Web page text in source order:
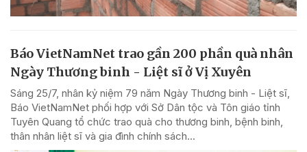
Báo VietNamNet trao gần 200 phần quà nhân
Ngày Thương binh - Liệt sĩ ở Vị Xuyên
Sáng 25/7, nhân kỷ niệm 79 năm Ngày Thương binh - Liệt sĩ,
Báo VietNamNet phối hợp với Sở Dân tộc và Tôn giáo tỉnh
Tuyên Quang tổ chức trao quà cho thương binh, bệnh binh,
thân nhân liệt sĩ và gia đình chính sách...